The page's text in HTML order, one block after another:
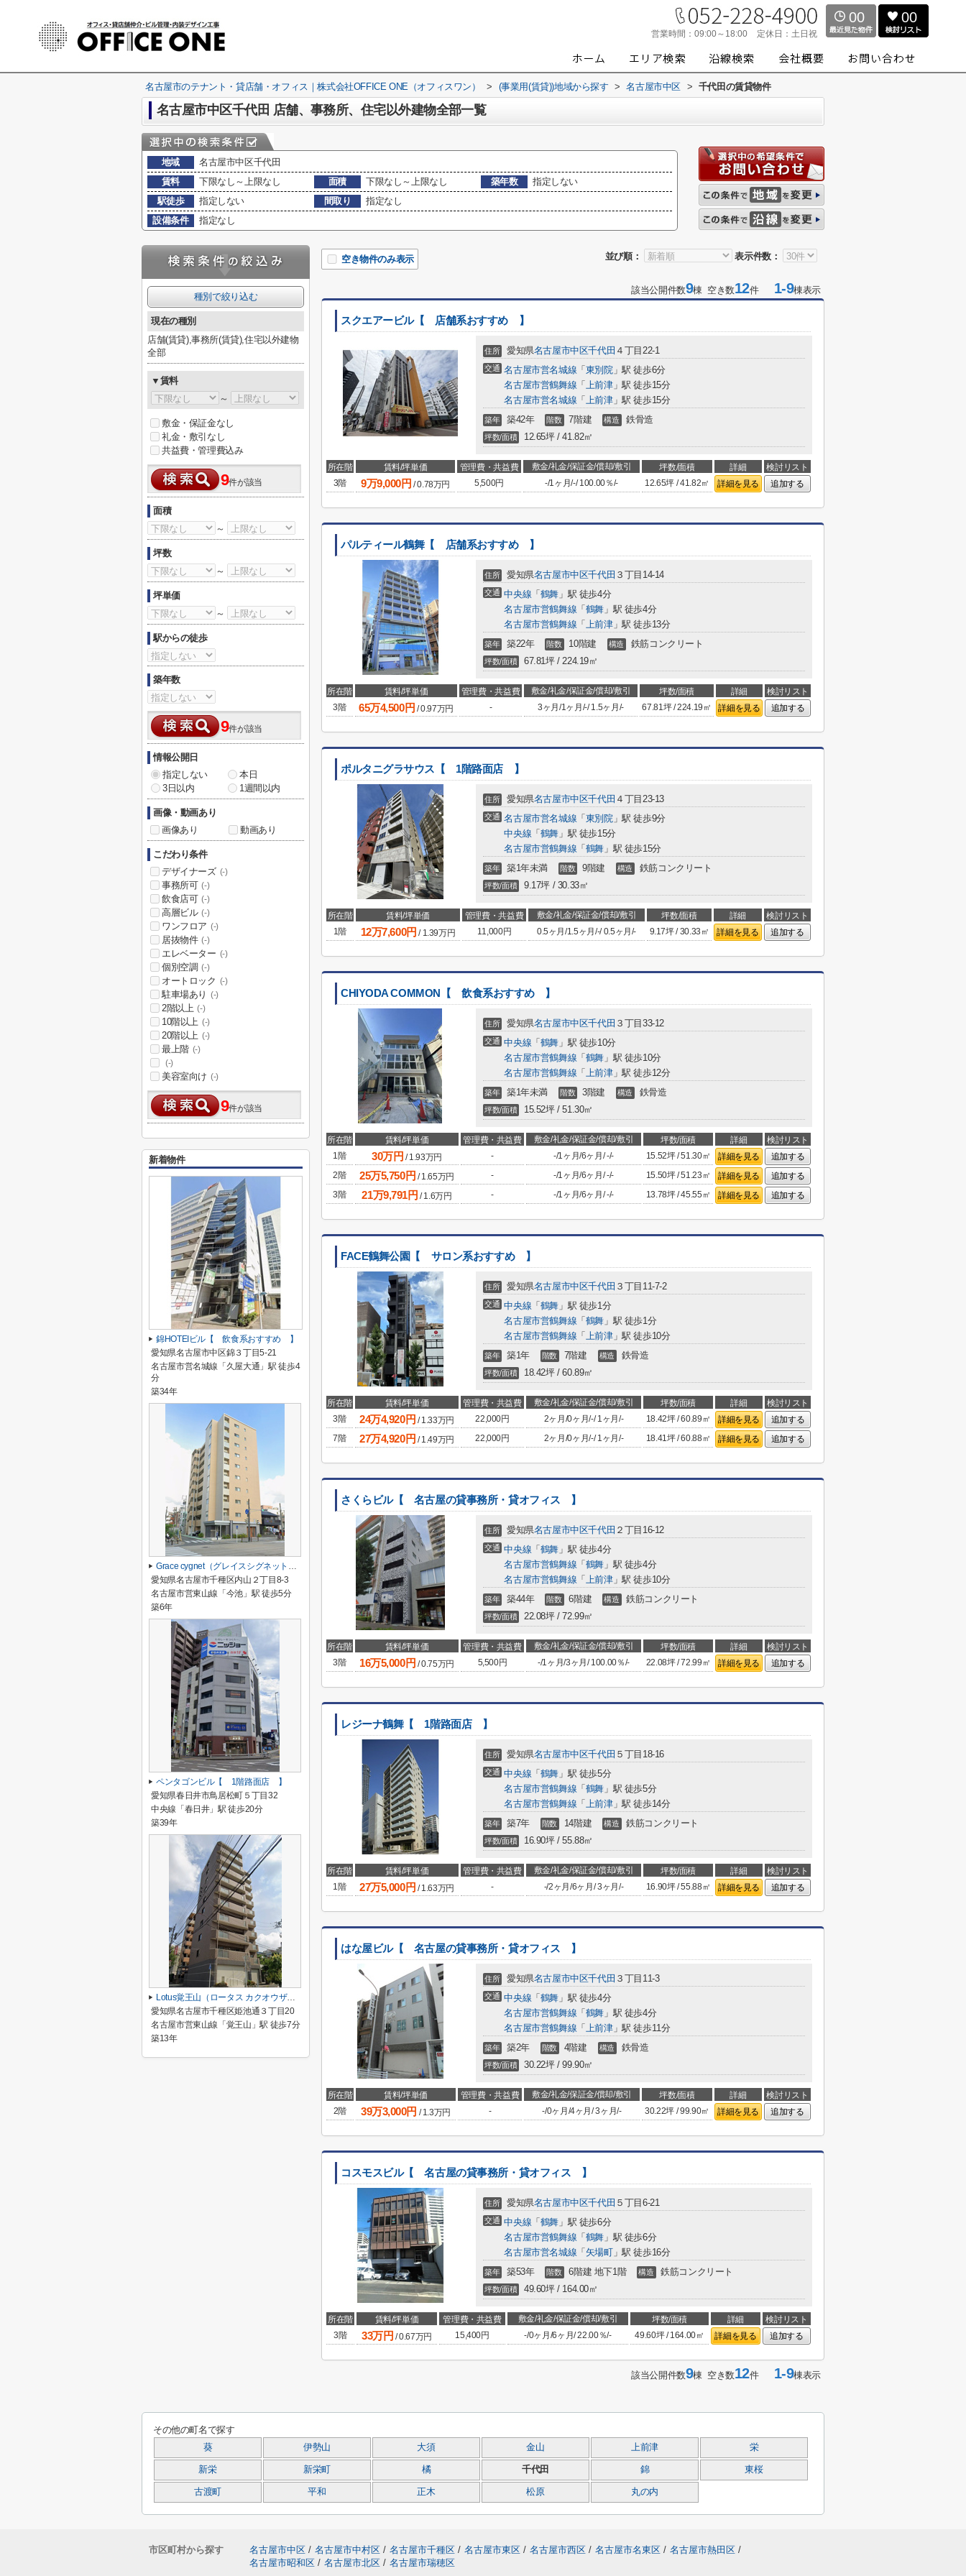
営業時間： 09:00～18:00 定休日： 土日祝
00 00
名古屋市のテナント・貸店舗・オフィス｜株式会社OFFICE ONE（オフィスワン） > (事業用(賃貸))地域から探す > 名古屋市中区 > 千代田の賃貸物件
名古屋市中区千代田 店舗、事務所、住宅以外建物全部一覧
地域
名古屋市中区千代田
賃料
下限なし～上限なし 面積 下限なし～上限なし 築年数
指定しない
駅徒歩
指定しない 間取り
指定なし
設備条件
指定なし
並び順： 表示件数：
空き物件のみ表示
該当公開件数9棟 空き数12件1-9棟表示
スクエアービル【 店舗系おすすめ 】
住所 愛知県名古屋市中区千代田 ４丁目22-1
交通 名古屋市営名城線 「 東別院」駅 徒歩6分
名古屋市営鶴舞線 「 上前津」駅 徒歩15分
名古屋市営名城線 「 上前津」駅 徒歩15分
築年 築42年 階数 7階建 構造 鉄骨造
坪数/面積 12.65坪 / 41.82㎡
所在階 賃料/坪単価 管理費・共益費 敷金/礼金/保証金/償却/敷引 坪数/面積 詳細
検討リスト
3階
9万9,000円 /0.78万円 5,500円 -/1ヶ月/-/100.00％/- 12.65坪 / 41.82㎡ 詳細を見る 追加する
パルティール鶴舞【 店舗系おすすめ 】
住所 愛知県名古屋市中区千代田 ３丁目14-14
交通 中央線 「 鶴舞 」駅 徒歩4分
名古屋市営鶴舞線 「 鶴舞 」駅 徒歩4分
名古屋市営鶴舞線 「 上前津」駅 徒歩13分
築年 築22年 階数 10階建 構造 鉄筋コンクリート
坪数/面積 67.81坪 / 224.19㎡
所在階 賃料/坪単価 管理費・共益費 敷金/礼金/保証金/償却/敷引 坪数/面積 詳細
検討リスト
3階
65万4,500円 /0.97万円 - 3ヶ月/1ヶ月 /-/1.5ヶ月 /- 67.81坪 / 224.19㎡ 詳細を見る 追加する
ポルタニグラサウス【 1階路面店 】
住所 愛知県名古屋市中区千代田 ４丁目23-13
交通 名古屋市営名城線 「 東別院」駅 徒歩9分
中央線 「 鶴舞 」駅 徒歩15分
名古屋市営鶴舞線 「 鶴舞 」駅 徒歩15分
築年 築1年未満 階数 9階建 構造 鉄筋コンクリート
坪数/面積 9.17坪 / 30.33㎡
所在階 賃料/坪単価 管理費・共益費 敷金/礼金/保証金/償却/敷引 坪数/面積 詳細
検討リスト
1階
12万7,600円 / 1.39万円 11,000円 0.5ヶ月/1.5ヶ月 /-/0.5ヶ月 /- 9.17坪 / 30.33㎡ 詳細を見る 追加する
CHIYODA COMMON【 飲食系おすすめ 】
住所 愛知県名古屋市中区千代田 ３丁目33-12
交通 中央線 「 鶴舞 」駅 徒歩10分
名古屋市営鶴舞線 「 鶴舞 」駅 徒歩10分
名古屋市営鶴舞線 「 上前津」駅 徒歩12分
築年 築1年未満 階数 3階建 構造 鉄骨造
坪数/面積 15.52坪 / 51.30㎡
所在階 賃料/坪単価 管理費・共益費 敷金/礼金/保証金/償却/敷引 坪数/面積 詳細
検討リスト
1階
30万円 /1.93万円 - -/1ヶ月/6ヶ月 /-/- 15.52坪 / 51.30㎡ 詳細を見る
追加する
2階
25万5,750円 /1.65万円 - -/1ヶ月/6ヶ月 /-/- 15.50坪 / 51.23㎡ 詳細を見る
追加する
3階
21万9,791円 /1.6万円 - -/1ヶ月/6ヶ月 /-/- 13.78坪 / 45.55㎡ 詳細を見る 追加する
FACE鶴舞公園【 サロン系おすすめ 】
住所 愛知県名古屋市中区千代田 ３丁目11-7-2
交通 中央線 「 鶴舞 」駅 徒歩1分
名古屋市営鶴舞線 「 鶴舞 」駅 徒歩1分
名古屋市営鶴舞線 「 上前津」駅 徒歩10分
築年 築1年 階数 7階建 構造 鉄骨造
坪数/面積 18.42坪 / 60.89㎡
所在階 賃料/坪単価 管理費・共益費 敷金/礼金/保証金/償却/敷引 坪数/面積 詳細
検討リスト
3階
24万4,920円 /1.33万円 22,000円 2ヶ月 /0ヶ月/-/1ヶ月 /- 18.42坪 / 60.89㎡ 詳細を見る
追加する
7階
27万4,920円 /1.49万円 22,000円 2ヶ月 /0ヶ月/-/1ヶ月 /- 18.41坪 / 60.88㎡ 詳細を見る 追加する
さくらビル【 名古屋の貸事務所・貸オフィス 】
住所 愛知県名古屋市中区千代田 ２丁目16-12
交通 中央線 「 鶴舞 」駅 徒歩4分
名古屋市営鶴舞線 「 鶴舞 」駅 徒歩4分
名古屋市営鶴舞線 「 上前津」駅 徒歩10分
築年 築44年 階数 6階建 構造 鉄筋コンクリート
坪数/面積 22.08坪 / 72.99㎡
所在階 賃料/坪単価 管理費・共益費 敷金/礼金/保証金/償却/敷引 坪数/面積 詳細
検討リスト
3階
16万5,000円 /0.75万円 5,500円 -/1ヶ月/3ヶ月 /100.00％/- 22.08坪 / 72.99㎡ 詳細を見る 追加する
レジーナ鶴舞【 1階路面店 】
住所 愛知県名古屋市中区千代田 ５丁目18-16
交通 中央線 「 鶴舞 」駅 徒歩5分
名古屋市営鶴舞線 「 鶴舞 」駅 徒歩5分
名古屋市営鶴舞線 「 上前津」駅 徒歩14分
築年 築7年 階数 14階建 構造 鉄筋コンクリート
坪数/面積 16.90坪 / 55.88㎡
所在階 賃料/坪単価 管理費・共益費 敷金/礼金/保証金/償却/敷引 坪数/面積 詳細
検討リスト
1階
27万5,000円 /1.63万円 - -/2ヶ月/6ヶ月 /3ヶ月 /- 16.90坪 / 55.88㎡ 詳細を見る 追加する
はな屋ビル【 名古屋の貸事務所・貸オフィス 】
住所 愛知県名古屋市中区千代田 ３丁目11-3
交通 中央線 「 鶴舞 」駅 徒歩4分
名古屋市営鶴舞線 「 鶴舞 」駅 徒歩4分
名古屋市営鶴舞線 「 上前津」駅 徒歩11分
築年 築2年 階数 4階建 構造 鉄骨造
坪数/面積 30.22坪 / 99.90㎡
所在階 賃料/坪単価 管理費・共益費 敷金/礼金/保証金/償却/敷引 坪数/面積 詳細
検討リスト
2階
39万3,000円 /1.3万円 - -/0ヶ月 /4ヶ月/3ヶ月/- 30.22坪 / 99.90㎡ 詳細を見る 追加する
コスモスビル【 名古屋の貸事務所・貸オフィス 】
住所 愛知県名古屋市中区千代田 ５丁目6-21
交通 中央線 「 鶴舞 」駅 徒歩6分
名古屋市営鶴舞線 「 鶴舞 」駅 徒歩6分
名古屋市営名城線 「 矢場町」駅 徒歩16分
築年 築53年 階数 6階建 地下1階 構造 鉄筋コンクリート
坪数/面積 49.60坪 / 164.00㎡
所在階 賃料/坪単価 管理費・共益費 敷金/礼金/保証金/償却/敷引 坪数/面積 詳細
検討リスト
3階
33万円 /0.67万円 15,400円 -/0ヶ月 /6ヶ月/22.00％/- 49.60坪 / 164.00㎡ 詳細を見る 追加する
該当公開件数9棟 空き数12件1-9棟表示
種別で絞り込む
現在の種別
店舗(賃貸),事務所(賃貸),住宅以外建物
全部
▼賃料
～
敷金・保証金なし
礼金・敷引なし
共益費・管理費込み
9件が該当
面積
～
坪数
～
坪単価
～
駅からの徒歩
築年数
9件が該当
情報公開日
指定しない
本日
3日以内
1週間以内
画像・動画あり
画像あり
動画あり
こだわり条件
デザイナーズ (-)
事務所可 (-)
飲食店可 (-)
高層ビル (-)
ワンフロア (-)
居抜物件 (-)
エレベーター (-)
個別空調 (-)
オートロック (-)
駐車場あり (-)
2階以上 (-)
10階以上 (-)
20階以上 (-)
最上階 (-)
(-)
美容室向け (-)
9件が該当
新着物件
錦HOTEIビル【 飲食系おすすめ 】
愛知県名古屋市中区錦３丁目5-21
名古屋市営名城線「久屋大通」駅 徒歩4
分
築34年
Grace cygnet（グレイスシグネット）【 サロン系おすすめ 】
愛知県名古屋市千種区内山２丁目8‐3
名古屋市営東山線「今池」駅 徒歩5分
築6年
ペンタゴンビル【 1階路面店 】
愛知県春日井市鳥居松町５丁目32
中央線「春日井」駅 徒歩20分
築39年
Lotus覚王山（ロータス カクオウザン）【 店舗系おすすめ 】
愛知県名古屋市千種区姫池通３丁目20
名古屋市営東山線「覚王山」駅 徒歩7分
築13年
その他の町名で探す
葵 伊勢山 大須 金山 上前津 栄
新栄 新栄町 橘 千代田 錦 東桜
古渡町 平和 正木 松原 丸の内
市区町村から探す 名古屋市中区 / 名古屋市中村区 / 名古屋市千種区 / 名古屋市東区 / 名古屋市西区 / 名古屋市名東区 / 名古屋市熱田区 /
名古屋市昭和区 / 名古屋市北区 / 名古屋市瑞穂区